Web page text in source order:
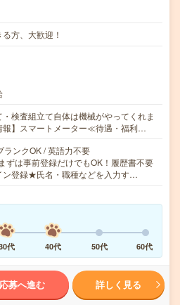
方、大歓迎！
検査組立て自体は機械がやってくれま
報】スマートメーター≪待遇・福利…
ランクOK / 英語力不要
ずは事前登録だけでもOK！履歴書不要
ン登録★氏名・職種などを入力す…
代 40代 50代 60代
応募へ進む 詳しく見る